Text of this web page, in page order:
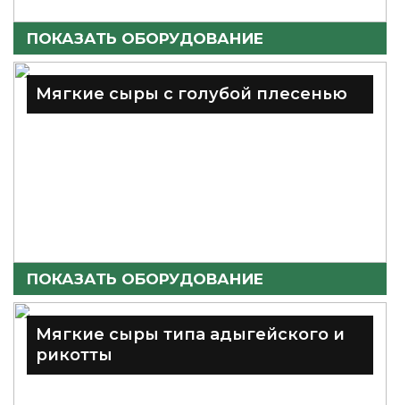
ПОКАЗАТЬ ОБОРУДОВАНИЕ
Мягкие сыры с голубой плесенью
ПОКАЗАТЬ ОБОРУДОВАНИЕ
Мягкие сыры типа адыгейского и
рикотты